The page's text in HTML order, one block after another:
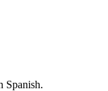
Spanish.